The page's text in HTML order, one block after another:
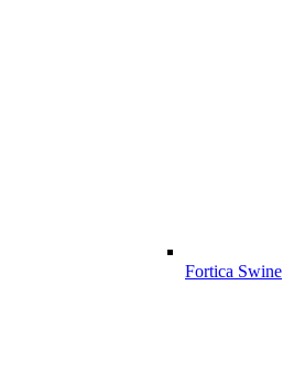
Fortica Swine